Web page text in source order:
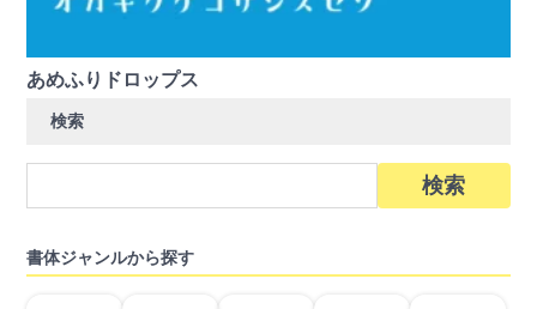
あめふりドロップス
検索
書体ジャンルから探す